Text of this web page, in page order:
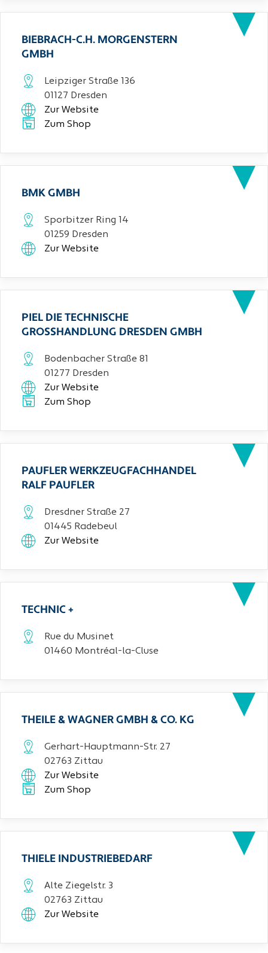
BIEBRACH-C.H. MORGENSTERN
GMBH
Leipziger Straße 136
01127 Dresden
Zur Website
Zum Shop
BMK GMBH
Sporbitzer Ring 14
01259 Dresden
Zur Website
PIEL DIE TECHNISCHE
GROSSHANDLUNG DRESDEN GMBH
Bodenbacher Straße 81
01277 Dresden
Zur Website
Zum Shop
PAUFLER WERKZEUGFACHHANDEL
RALF PAUFLER
Dresdner Straße 27
01445 Radebeul
Zur Website
TECHNIC +
Rue du Musinet
01460 Montréal-la-Cluse
THEILE & WAGNER GMBH & CO. KG
Gerhart-Hauptmann-Str. 27
02763 Zittau
Zur Website
Zum Shop
THIELE INDUSTRIEBEDARF
Alte Ziegelstr. 3
02763 Zittau
Zur Website